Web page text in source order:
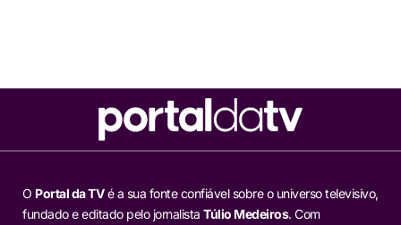
O Portal da TVé a sua fonte confiável sobre o universo televisivo,
fundado e editado pelo jornalista Túlio Medeiros. Com